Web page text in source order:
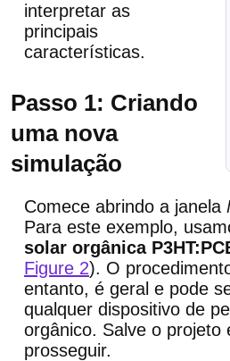
interpretar as
principais
características.
Passo 1: Criando
uma nova
simulação
Comece abrindo a janela
Para este exemplo,
solar orgânica
Figure 2). O
entanto, é geral e pode
qualquer dispositivo de
orgânico. Salve o projeto
prosseguir.